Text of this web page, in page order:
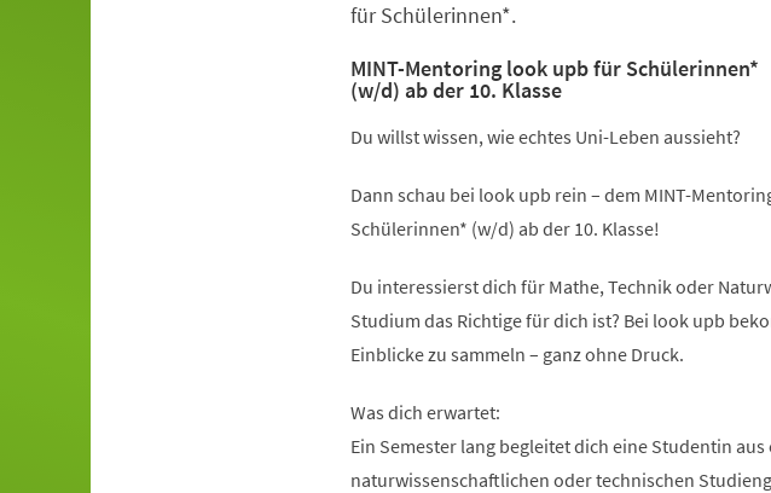
für Schülerinnen*.
MINT-Mentoring look upb für Schülerinnen*
(w/d) ab der 10. Klasse
Du willst wissen, wie echtes Uni-Leben aussieht?
Dann schau bei look upb rein – dem MINT-
Schülerinnen* (w/d) ab der 10. Klasse!
Du interessierst dich für Mathe, Technik oder
Studium das Richtige für dich ist? Bei look upb
Einblicke zu sammeln – ganz ohne Druck.
Was dich erwartet:
Ein Semester lang begleitet dich eine Studentin
naturwissenschaftlichen oder technischen